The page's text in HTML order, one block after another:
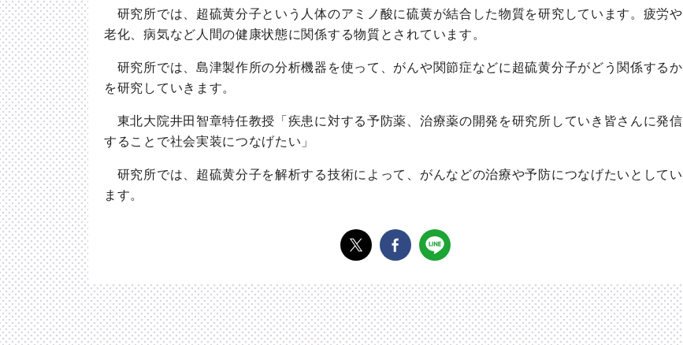
研究所では、超硫黄分子という人体のアミノ酸に硫黄が結合した物質を研究しています。疲労や
老化、病気など人間の健康状態に関係する物質とされています。
研究所では、島津製作所の分析機器を使って、がんや関節症などに超硫黄分子がどう関係するか
を研究していきます。
東北大院井田智章特任教授「疾患に対する予防薬、治療薬の開発を研究所していき皆さんに発信
することで社会実装につなげたい」
研究所では、超硫黄分子を解析する技術によって、がんなどの治療や予防につなげたいとしてい
ます。